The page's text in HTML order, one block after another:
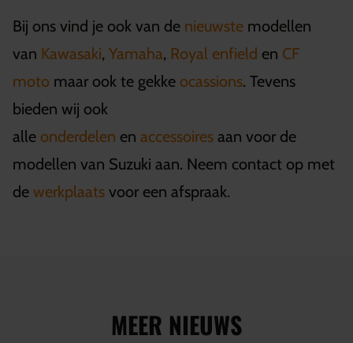
Bij ons vind je ook van de nieuwste modellen
van Kawasaki, Yamaha, Royal enfield en CF
moto maar ook te gekke ocassions. Tevens
bieden wij ook
alle onderdelen en accessoires aan voor de
modellen van Suzuki aan. Neem contact op met
de werkplaats voor een afspraak.
MEER NIEUWS